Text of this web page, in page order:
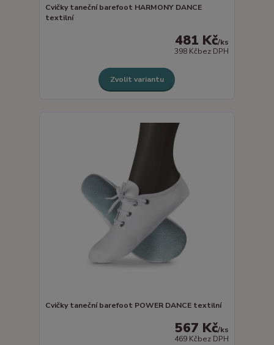
Cvičky taneční barefoot HARMONY DANCE
textilní
481 Kč/ks
398 Kčbez DPH
Zvolit variantu
Cvičky taneční barefoot POWER DANCE textilní
567 Kč/ks
469 Kčbez DPH